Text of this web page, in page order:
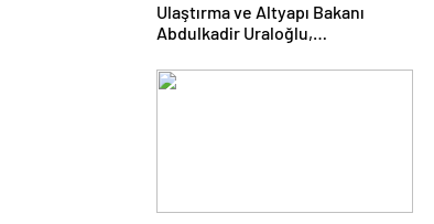
Ulaştırma ve Altyapı Bakanı
Abdulkadir Uraloğlu,
Başkanlarıyla Bir Araya Geldi